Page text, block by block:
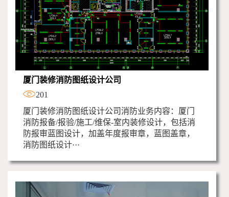
厦门装修消防图纸设计公司
201
厦门装修消防图纸设计公司消防业务内容：厦门
消防报备/报验/施工/维保-室内装修设计，包括消
防报审蓝图设计，加盖年度报审章，蓝图盖章，
消防图纸设计···